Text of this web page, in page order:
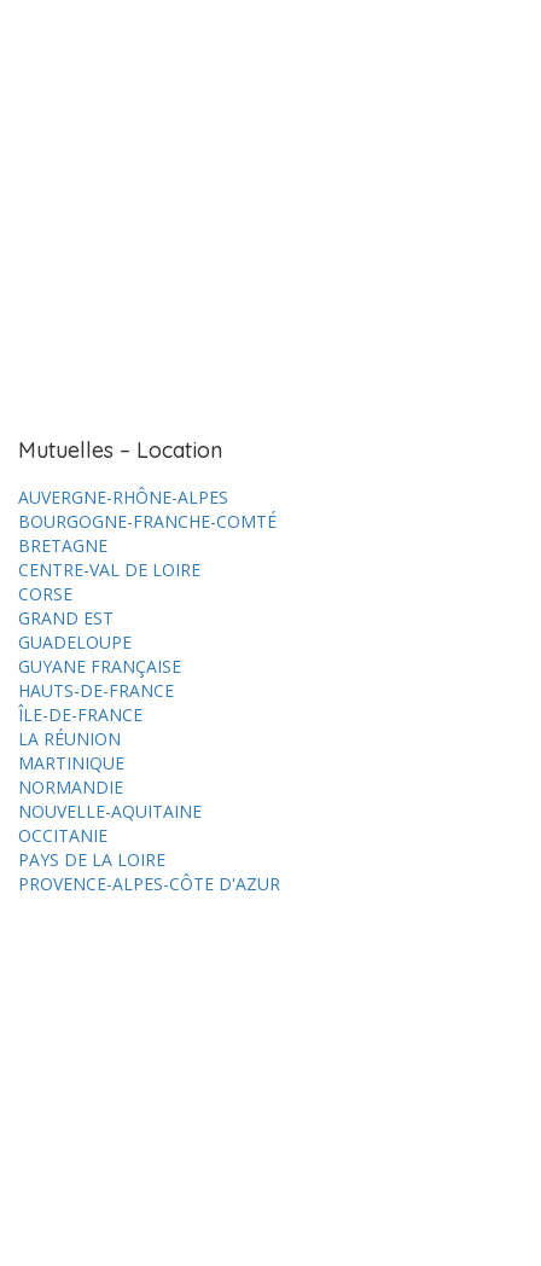
Mutuelles – Location
AUVERGNE-RHÔNE-ALPES
BOURGOGNE-FRANCHE-COMTÉ
BRETAGNE
CENTRE-VAL DE LOIRE
CORSE
GRAND EST
GUADELOUPE
GUYANE FRANÇAISE
HAUTS-DE-FRANCE
ÎLE-DE-FRANCE
LA RÉUNION
MARTINIQUE
NORMANDIE
NOUVELLE-AQUITAINE
OCCITANIE
PAYS DE LA LOIRE
PROVENCE-ALPES-CÔTE D'AZUR